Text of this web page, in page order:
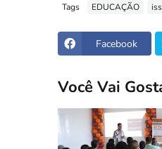
Tags EDUCAÇÃO
Facebook
Você Vai